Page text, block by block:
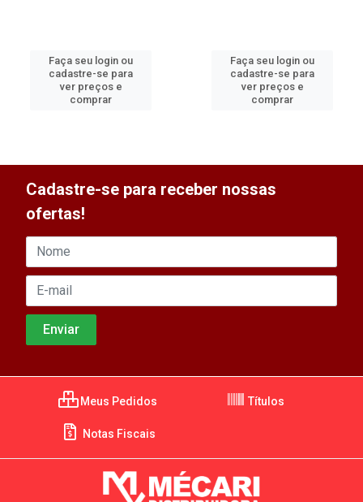
Faça seu login ou
cadastre-se para
ver preços e
comprar
Faça seu login ou
cadastre-se para
ver preços e
comprar
Cadastre-se para receber nossas
ofertas!
Meus Pedidos Títulos
Notas Fiscais